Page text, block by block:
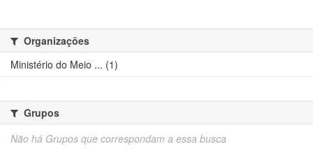
Organizações
Ministério do Meio ... (1)
Grupos
Não há Grupos que correspondam a essa busca